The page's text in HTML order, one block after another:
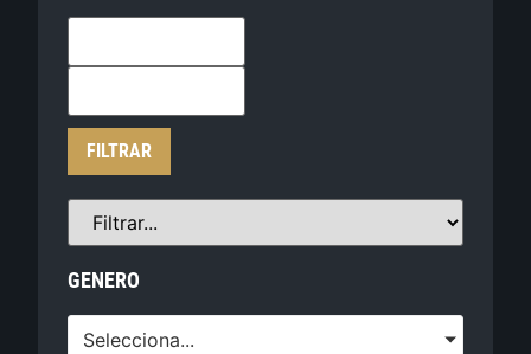
FILTRAR
GENERO
Selecciona...